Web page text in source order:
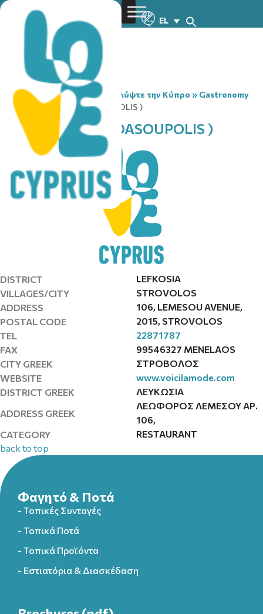
EL
You are here:Home» Ανακαλύψτε την Κύπρο » Gastronomy
» CAFE LA MODE ( DASOUPOLIS )
CAFE LA MODE ( DASOUPOLIS )
DISTRICT
LEFKOSIA
VILLAGES/CITY
STROVOLOS
ADDRESS
106, LEMESOU AVENUE,
POSTAL CODE
2015, STROVOLOS
TEL
22871787
FAX
99546327 MENELAOS
CITY GREEK
ΣΤΡΟΒΟΛΟΣ
WEBSITE
www.voicilamode.com
DISTRICT GREEK
ΛΕΥΚΩΣΙΑ
ADDRESS GREEK
ΛΕΩΦΟΡΟΣ ΛΕΜΕΣΟΥ ΑΡ.
106,
CATEGORY
RESTAURANT
back to top
Φαγητό & Ποτά
- Τοπικές Συνταγές
- Τοπικά Ποτά
- Τοπικά Προϊόντα
- Εστιατόρια & Διασκέδαση